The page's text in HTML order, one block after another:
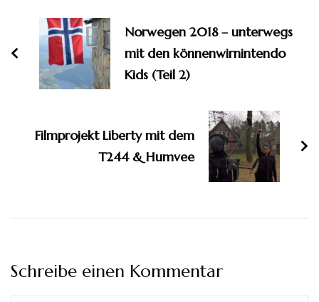
Norwegen 2018 – unterwegs
mit den könnenwirnintendo
Kids (Teil 2)
Filmprojekt Liberty mit dem
T244 & Humvee
Schreibe einen Kommentar